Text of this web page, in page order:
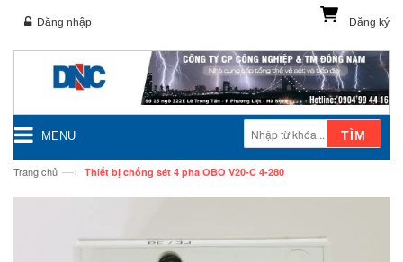
Đăng ký
Đăng nhập
MENU TÌM
Trang chủ —› Thiết bị chống sét 4 pha OBO V20-C 4-280